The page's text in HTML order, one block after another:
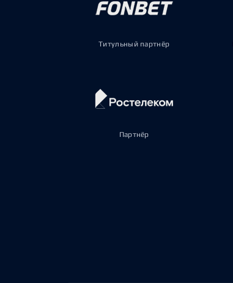
Титульный партнёр
Партнёр